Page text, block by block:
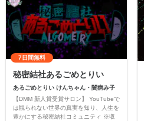
7日間無料
秘密結社あるごめとりい
あるごめとりい けんちゃん・闇病み子
【DMM 新人賞受賞サロン】 YouTubeで
は観られない世界の真実を知り、人生を
豊かにする秘密結社コミュニティ ※収